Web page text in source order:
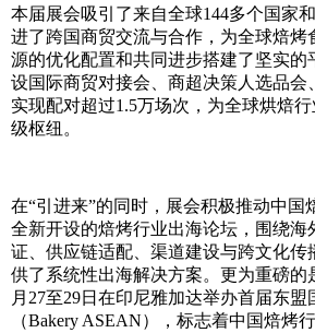
本届展会吸引了来自全球144多个国家
进了跨国商贸交流与合作，为全球焙烤
源的优化配置和共同进步搭建了坚实的
设国际商贸对接会、商超决策人选品会
实现配对超过1.5万场次，为全球烘焙
级枢纽。
在“引进来”的同时，展会积极推动中国
全新开设的焙烤行业出海论坛，围绕海
证、供应链适配、渠道建设与跨文化传
供了系统性出海解决方案。更为重磅的
月27至29日在印尼雅加达举办首届东盟
（Bakery ASEAN），标志着中国焙烤